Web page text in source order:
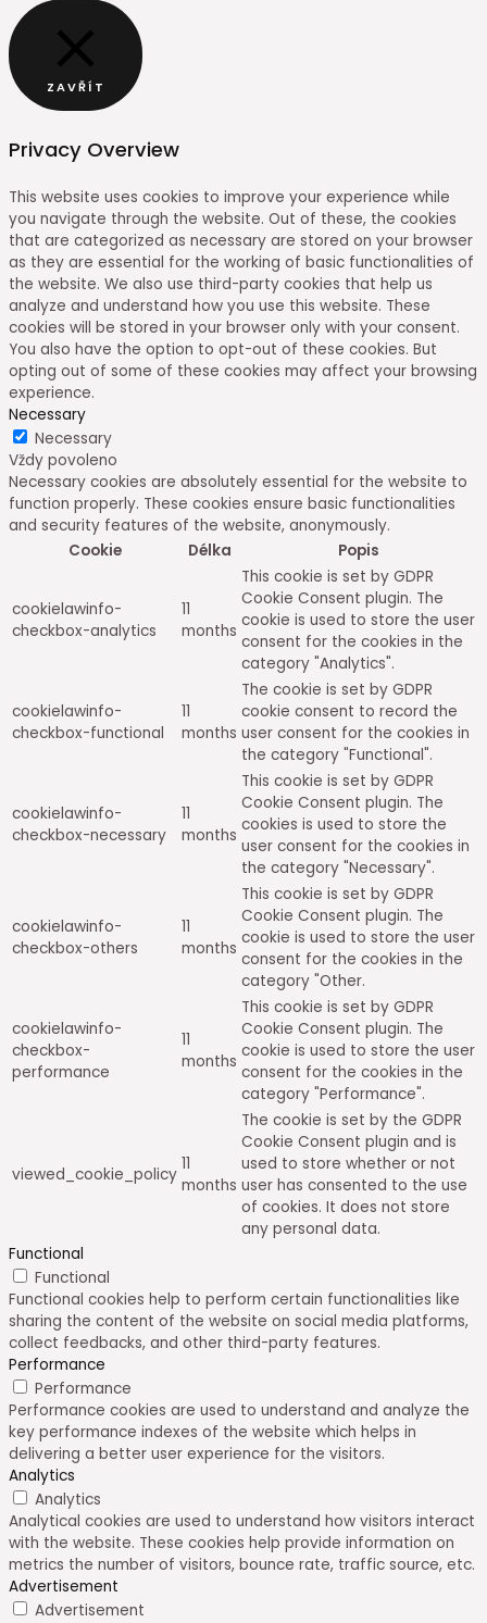
ZAVŘÍT
Privacy Overview
This website uses cookies to improve your experience while
you navigate through the website. Out of these, the cookies
that are categorized as necessary are stored on your browser
as they are essential for the working of basic functionalities of
the website. We also use third-party cookies that help us
analyze and understand how you use this website. These
cookies will be stored in your browser only with your consent.
You also have the option to opt-out of these cookies. But
opting out of some of these cookies may affect your browsing
experience.
Necessary
Necessary
Vždy povoleno
Necessary cookies are absolutely essential for the website to
function properly. These cookies ensure basic functionalities
and security features of the website, anonymously.
Cookie
Délka Popis
cookielawinfo-
checkbox-analytics
11
months
This cookie is set by GDPR
Cookie Consent plugin. The
cookie is used to store the user
consent for the cookies in the
category "Analytics".
cookielawinfo-
checkbox-functional
11
months
The cookie is set by GDPR
cookie consent to record the
user consent for the cookies in
the category "Functional".
cookielawinfo-
checkbox-necessary
11
months
This cookie is set by GDPR
Cookie Consent plugin. The
cookies is used to store the
user consent for the cookies in
the category "Necessary".
cookielawinfo-
checkbox-others
11
months
This cookie is set by GDPR
Cookie Consent plugin. The
cookie is used to store the user
consent for the cookies in the
category "Other.
cookielawinfo-
checkbox-
performance
11
months
This cookie is set by GDPR
Cookie Consent plugin. The
cookie is used to store the user
consent for the cookies in the
category "Performance".
viewed_cookie_policy
11
months
The cookie is set by the GDPR
Cookie Consent plugin and is
used to store whether or not
user has consented to the use
of cookies. It does not store
any personal data.
Functional
Functional
Functional cookies help to perform certain functionalities like
sharing the content of the website on social media platforms,
collect feedbacks, and other third-party features.
Performance
Performance
Performance cookies are used to understand and analyze the
key performance indexes of the website which helps in
delivering a better user experience for the visitors.
Analytics
Analytics
Analytical cookies are used to understand how visitors interact
with the website. These cookies help provide information on
metrics the number of visitors, bounce rate, traffic source, etc.
Advertisement
Advertisement